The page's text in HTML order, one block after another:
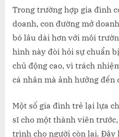
Trong trường hợp gia đình
doanh, con đường mở
bó lâu dài hơn với môi
hình này đòi hỏi sự chuẩn
chủ động cao, vì trách
cá nhân mà ảnh hưởng đến
Một số gia đình trẻ lại lựa
sĩ cho một thành viên
trình cho người còn lại. Đây